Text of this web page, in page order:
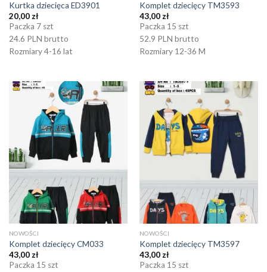
Kurtka dziecięca ED3901
20,00zł
Paczka 7 szt
24.6 PLN brutto
Rozmiary 4-16 lat
Komplet dziecięcy TM3593
43,00zł
Paczka 15 szt
52.9 PLN brutto
Rozmiary 12-36 M
NOWOŚCI
Komplet dziecięcy CM033
43,00 zł
Paczka 15 szt
NOWOŚCI
Komplet dziecięcy TM3597
43,00 zł
Paczka 15 szt